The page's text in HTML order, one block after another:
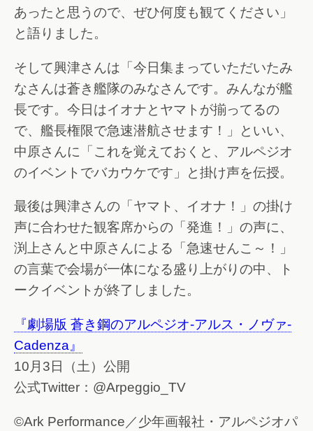
あったと思うので、ぜひ何度も観てください」
と語りました。
そして興津さんは「今日集まっていただいたみ
なさんは蒼き艦隊のみなさんです。みんなが艦
長です。今日はイオナとヤマトが揃ってるの
で、艦長権限で急速潜航させます！」といい、
中原さんに「これを覚えておくと、アルペジオ
のイベントでバカウケです」と掛け声を伝授。
最後は興津さんの「ヤマト、イオナ！」の掛け
声に合わせた観客席からの「発進！」の声に、
渕上さんと中原さんによる「急速せんこ～！」
の言葉で会場が一体になる盛り上がりの中、ト
ークイベントが終了しました。
『劇場版 蒼き鋼のアルペジオ-アルス・ノヴァ-
Cadenza』
10月3日（土）公開
公式Twitter：@Arpeggio_TV
©Ark Performance／少年画報社・アルペジオパ